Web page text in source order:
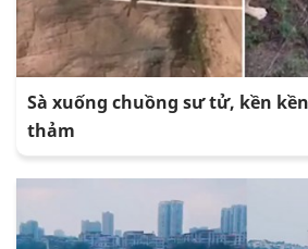
Sà xuống chuồng sư tử, kền
thảm